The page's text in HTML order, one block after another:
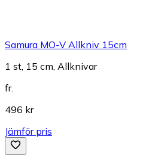
Samura MO-V Allkniv 15cm
1 st, 15 cm, Allknivar
fr.
496 kr
Jämför pris